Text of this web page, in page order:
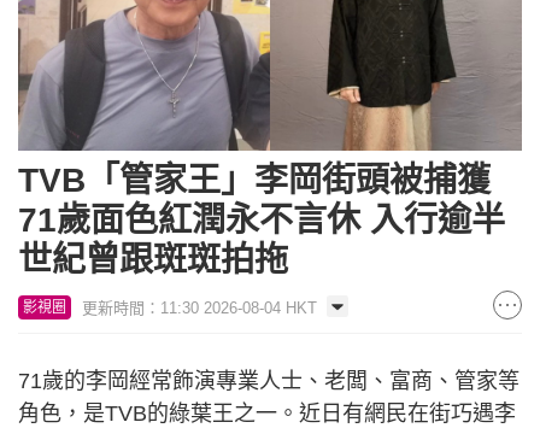
TVB「管家王」李岡街頭被捕獲
71歲面色紅潤永不言休 入行逾半
世紀曾跟斑斑拍拖
影視圈 更新時間：11:30 2026-08-04 HKT
71歲的李岡經常飾演專業人士、老闆、富商、管家等
角色，是TVB的綠葉王之一。近日有網民在街巧遇李